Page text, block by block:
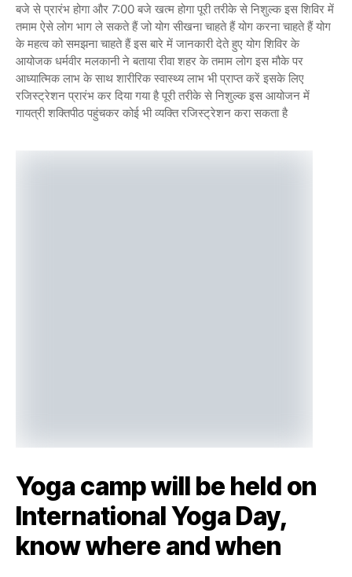
बजे से प्रारंभ होगा और 7:00 बजे खत्म होगा पूरी तरीके से निशुल्क इस शिविर में
तमाम ऐसे लोग भाग ले सकते हैं जो योग सीखना चाहते हैं योग करना चाहते हैं योग
के महत्व को समझना चाहते हैं इस बारे में जानकारी देते हुए योग शिविर के
आयोजक धर्मवीर मलकानी ने बताया रीवा शहर के तमाम लोग इस मौके पर
आध्यात्मिक लाभ के साथ शारीरिक स्वास्थ्य लाभ भी प्राप्त करें इसके लिए
रजिस्ट्रेशन प्रारंभ कर दिया गया है पूरी तरीके से निशुल्क इस आयोजन में
गायत्री शक्तिपीठ पहुंचकर कोई भी व्यक्ति रजिस्ट्रेशन करा सकता है
Yoga camp will be held on
International Yoga Day,
know where and when